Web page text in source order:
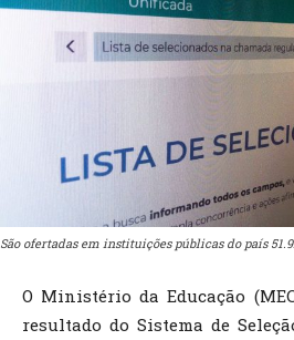
São ofertadas em instituições públicas do país
O Ministério da Educação
resultado do Sistema de